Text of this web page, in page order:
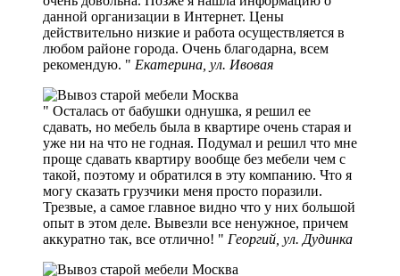
данной организации в Интернет. Цены
действительно низкие и работа осуществляется в
любом районе города. Очень благодарна, всем
рекомендую.
Екатерина, ул. Ивовая
Осталась от бабушки однушка, я решил ее
сдавать, но мебель была в квартире очень старая и
уже ни на что не годная. Подумал и решил что мне
проще сдавать квартиру вообще без мебели чем с
такой, поэтому и обратился в эту компанию. Что я
могу сказать грузчики меня просто поразили.
Трезвые, а самое главное видно что у них большой
опыт в этом деле. Вывезли все ненужное, причем
аккуратно так, все отлично!
Георгий, ул. Дудинка